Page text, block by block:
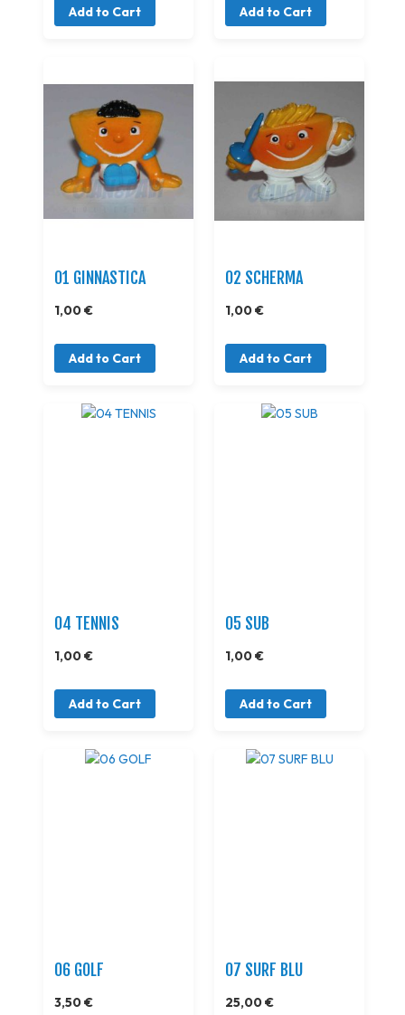
Add to Cart Add to Cart
01 GINNASTICA
1,00 €
Add to Cart
02 SCHERMA
1,00 €
Add to Cart
04 TENNIS
1,00 €
Add to Cart
05 SUB
1,00 €
Add to Cart
06 GOLF
3,50 €
07 SURF BLU
25,00 €